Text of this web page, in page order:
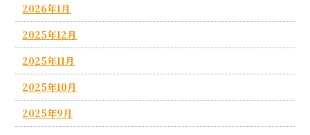
2026年1月
2025年12月
2025年11月
2025年10月
2025年9月